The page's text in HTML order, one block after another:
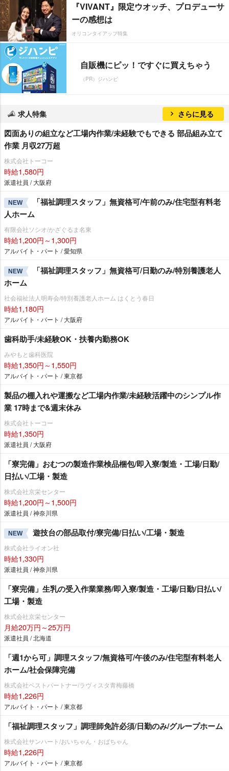
『VIVANT』限定ウオッチ、プロデューサ
ーの感想は
オリコンタイアップ特集
自販機にピッ！ですぐに買えちゃう
（PR）ジハンピ
求人特集 さらに見る
図面ありの組立など工場内作業/未経験でもできる 部品組み立て
作業 月収27万超
株式会社トーコー
時給1,580円
派遣社員 / 大阪府
NEW
「福祉調理スタッフ」無資格可/午前のみ/住宅型有料老
人ホーム
有限会社ソシオ/かざぐるま名東
時給1,200円～1,300円
アルバイト・パート / 愛知県
NEW
「福祉調理スタッフ」無資格可/日勤のみ/特別養護老人
ホーム
社会福祉法人明寿会/特別養護老人ホーム はくとう春日
時給1,180円
アルバイト・パート / 大阪府
歯科助手/未経験OK・扶養内勤務OK
みやもと歯科医院
時給1,350円～1,550円
アルバイト・パート / 東京都
製品の棚入れや運搬など工場内作業/未経験活躍中のシンプル作
業 17時まで&週末休み
株式会社トーコー
時給1,350円
派遣社員 / 大阪府
「寮完備」おむつの製造作業検品梱包/即入寮/製造・工場/日勤/
日払い/工場・製造
株式会社京栄センター
時給1,200円～1,500円
派遣社員 / 神奈川県
NEW 遊技台の部品取付/寮完備/日払い/工場・製造
株式会社ライオン社
時給1,330円
派遣社員 / 神奈川県
「寮完備」生乳の受入作業業務/即入寮/製造・工場/日勤/日払い/
工場・製造
株式会社京栄センター
月給20万円～25万円
派遣社員 / 北海道
「週1から可」調理スタッフ/無資格可/午後のみ/住宅型有料老人
ホーム/社会保障完備
株式会社ベストパートナー/ラヴィスタ青梅藤橋
時給1,226円
アルバイト・パート / 東京都
「福祉調理スタッフ」調理師免許必須/日勤のみ/グループホーム
株式会社サンハート/おいちゃん・おばちゃん
時給1,226円
アルバイト・パート / 東京都